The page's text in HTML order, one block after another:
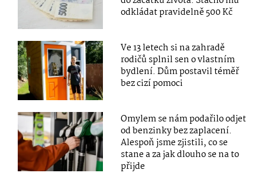
odkládat pravidelně 500 Kč
Ve 13 letech si na zahradě
rodičů splnil sen o vlastním
bydlení. Dům postavil téměř
bez cizí pomoci
Omylem se nám podařilo odjet
od benzinky bez zaplacení.
Alespoň jsme zjistili, co se
stane a za jak dlouho se na to
přijde